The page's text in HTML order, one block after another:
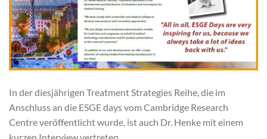
In der diesjährigen Treatment Strategies Reihe, die im
Anschluss an die ESGE days vom Cambridge Research
Centre veröffentlicht wurde, ist auch Dr. Henke mit einem